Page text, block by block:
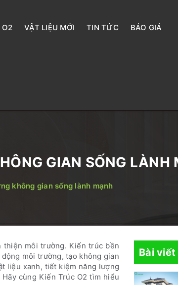
O2 VẬT LIỆU MỚI TIN TỨC BÁO GIÁ
GIAN SỐNG LÀNH
không gian sống lành mạnh
thiện môi trường. Kiến trúc bền
môi trường, tạo không gian
liệu xanh, tiết kiệm năng lượng
cùng Kiến Trúc O2 tìm hiểu
Bài viết